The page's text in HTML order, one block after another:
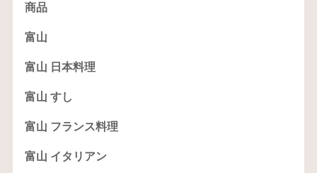
商品
富山
富山 日本料理
富山 すし
富山 フランス料理
富山 イタリアン